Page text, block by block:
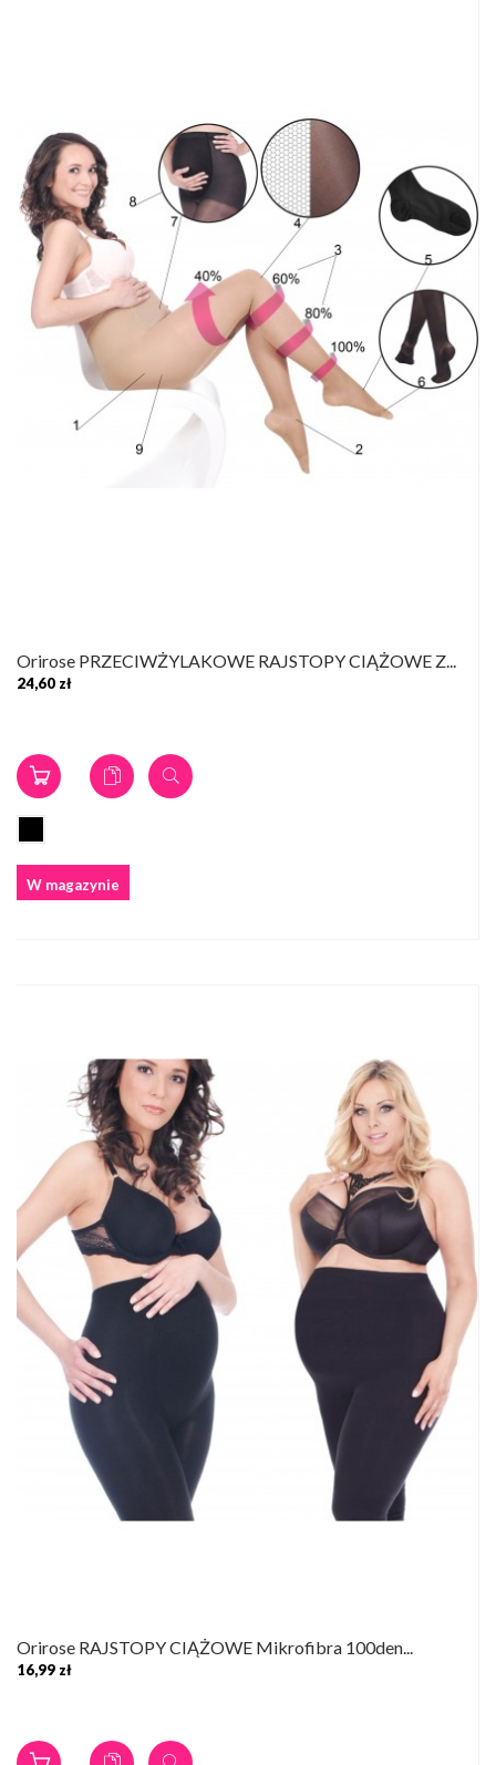
Orirose PRZECIWŻYLAKOWE RAJSTOPY CIĄŻOWE Z...
24,60 zł
W magazynie
Orirose RAJSTOPY CIĄŻOWE Mikrofibra 100den...
16,99 zł